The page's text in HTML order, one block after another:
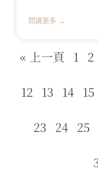
閱讀更多 →
« 上一頁 1 2
12 13 14 15
23 24 25